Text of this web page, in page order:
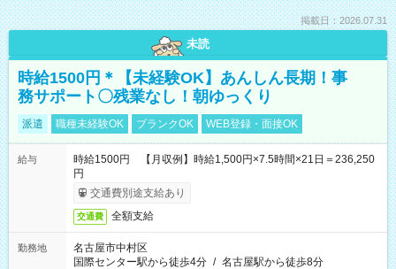
掲載日：2026.07.31
未読
時給1500円＊【未経験OK】あんしん長期！事
務サポート〇残業なし！朝ゆっくり
派遣 職種未経験OK ブランクOK WEB登録・面接OK
給与
時給1500円 【月収例】時給1,500円×7.5時間×21日＝236,250
円
交通費別途支給あり
交通費 全額支給
勤務地
名古屋市中村区
国際センター駅から徒歩4分 / 名古屋駅から徒歩8分